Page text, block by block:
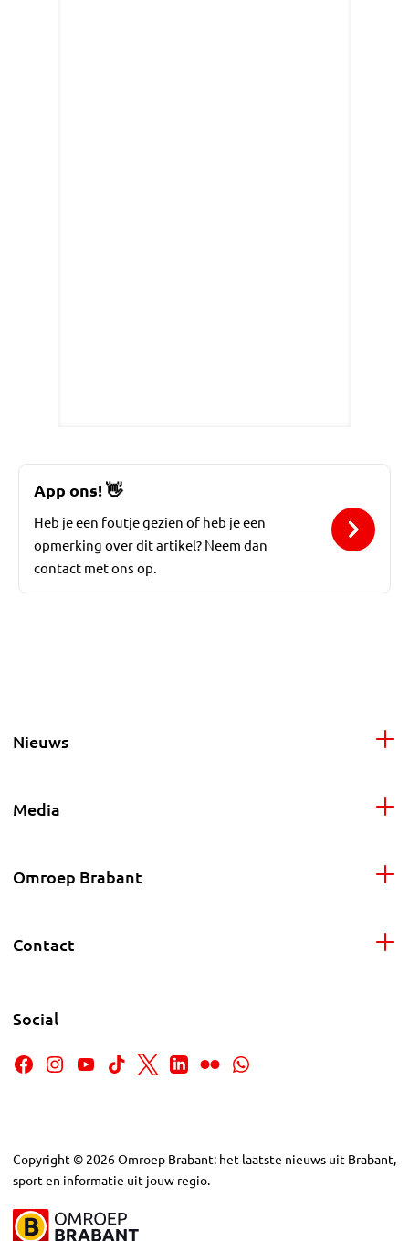
App ons!👋
Heb je een foutje gezien of heb je een
opmerking over dit artikel? Neem dan
contact met ons op.
Nieuws
Media
Omroep Brabant
Contact
Social
Copyright © 2026Omroep Brabant: het laatste nieuws uit Brabant,
sport en informatie uit jouw regio.